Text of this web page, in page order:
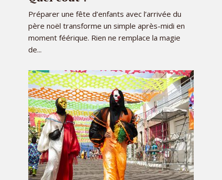
Préparer une fête d’enfants avec l’arrivée du
père noël transforme un simple après-midi en
moment féérique. Rien ne remplace la magie
de...